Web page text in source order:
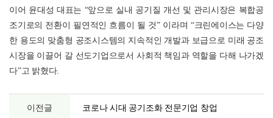
이어 윤대성 대표는 “앞으로 실내 공기질 개선 및 관리시장은 복합공
조기로의 전환이 필연적인 흐름이 될 것” 이라며 “크린에이스는 다양
한 용도의 맞춤형 공조시스템의 지속적인 개발과 보급으로 미래 공조
시장을 이끌어 갈 선도기업으로서 사회적 책임과 역할을 다해 나가겠
다”고 밝혔다.
이전글 코로나 시대 공기조화 전문기업 창업